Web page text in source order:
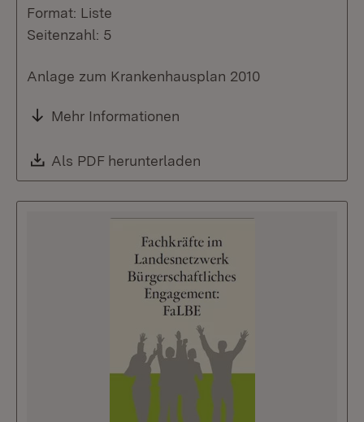
Format: Liste
Seitenzahl: 5
Anlage zum Krankenhausplan 2010
Mehr Informationen
Download:
Als PDF herunterladen